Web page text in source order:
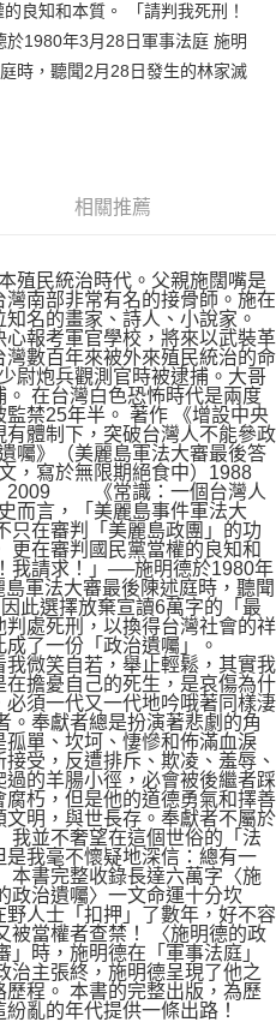
運費
良知和本質。 「請判我死刑！
1980年3月28日軍事法庭 施明
時，聽聞2月28日發生的林家滅
相關推薦
民統治時代。父親施闊嘴是
南部非常有名的接骨師。施在
名的畫家、詩人、小說家。
報考軍官學校，將來以武裝革
數百年來被外來殖民統治的命
炮兵觀測官時被逮捕。大哥
在台灣白色恐怖時代是兩度
禁25年半。 著作 《增設中央
體制下，突破台灣人不能參政
囑》（美麗島軍法大審最後答
，寫於無限期絕食中）1988
）2009 《常識：一個台灣人
而言，「美麗島事件軍法大
只在審判「美麗島政團」的功
更在審判國民黨當權的良知和
我請求！」──施明德於1980年
軍法大審最後陳述庭時，聽聞
此選擇放棄宣讀6萬字的「最
處死刑，以換得台灣社會的祥
成了一份「政治遺囑」。
微笑自若，舉止輕鬆，其實我
擔憂自己的死生，是哀傷為什
須一代又一代地吟哦著同樣淒
。奉獻者總是扮演著悲劇的角
單、坎坷、悽慘和佈滿血淚
受，反遭排斥、欺凌、羞辱、
的羊腸小徑，必會被後繼者踩
朽，但是他的道德勇氣和擇善
明，與世長存。奉獻者不屬於
並不奢望在這個世俗的「法
我毫不懷疑地深信：總有一
本書完整收錄長達六萬字〈施
政治遺囑〉一文命運十分坎
人士「扣押」了數年，好不容
被當權者查禁！ 〈施明德的政
時，施明德在「軍事法庭」
治主張終，施明德呈現了他之
程。 本書的完整出版，為歷
亂的年代提供一條出路！